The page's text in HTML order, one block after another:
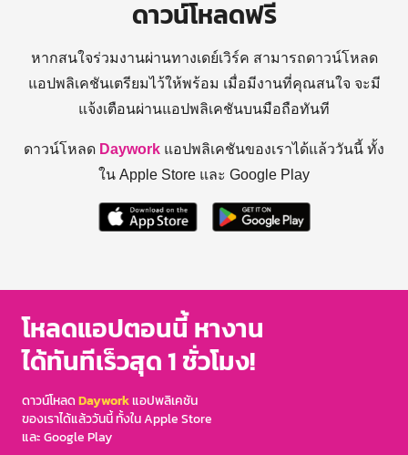
ดาวน์โหลดฟรี
หากสนใจร่วมงานผ่านทางเดย์เวิร์ค สามารถดาวน์โหลด
แอปพลิเคชันเตรียมไว้ให้พร้อม เมื่อมีงานที่คุณสนใจ จะมี
แจ้งเตือนผ่านแอปพลิเคชันบนมือถือทันที
ดาวน์โหลด Daywork แอปพลิเคชันของเราได้แล้ววันนี้ ทั้ง
ใน Apple Store และ Google Play
โหลดแอปตอนนี้ หางาน
ได้ทันทีเร็วสุด 1 ชั่วโมง!
ดาวน์โหลดDayworkแอปพลิเคชัน
ของเราได้แล้ววันนี้ ทั้งใน Apple Store
และ Google Play